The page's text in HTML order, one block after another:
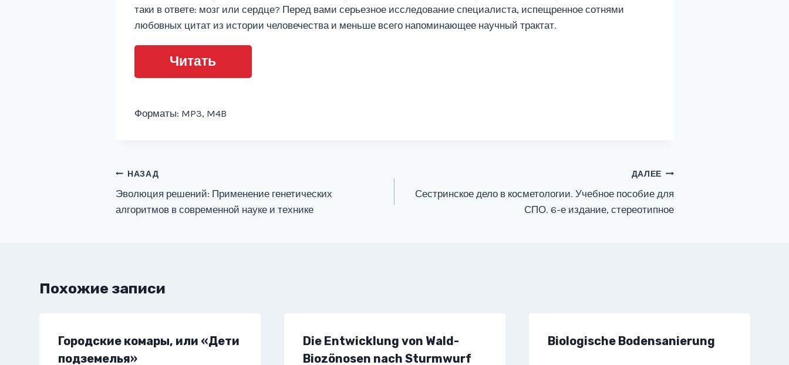
таки в ответе: мозг или сердце? Перед вами серьезное исследование специалиста, испещренное сотнями
любовных цитат из истории человечества и меньше всего напоминающее научный трактат.
Читать
Форматы: MP3, M4B
Навигация
по
записям
НАЗАД
Эволюция решений: Применение генетических
алгоритмов в современной науке и технике
ДАЛЕЕ
Сестринское дело в косметологии. Учебное пособие для
СПО. 6-е издание, стереотипное
Похожие записи
Городские комары, или «Дети
подземелья»
Die Entwicklung von Wald-
Biozönosen nach Sturmwurf
Biologische Bodensanierung